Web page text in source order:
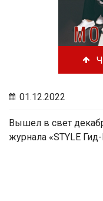
01.12.2022
Вышел в свет
журнала «STYLE